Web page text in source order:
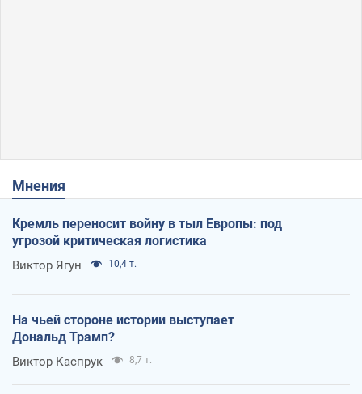
Мнения
Кремль переносит войну в тыл Европы: под
угрозой критическая логистика
Виктор Ягун 10,4 т.
На чьей стороне истории выступает
Дональд Трамп?
Виктор Каспрук 8,7 т.